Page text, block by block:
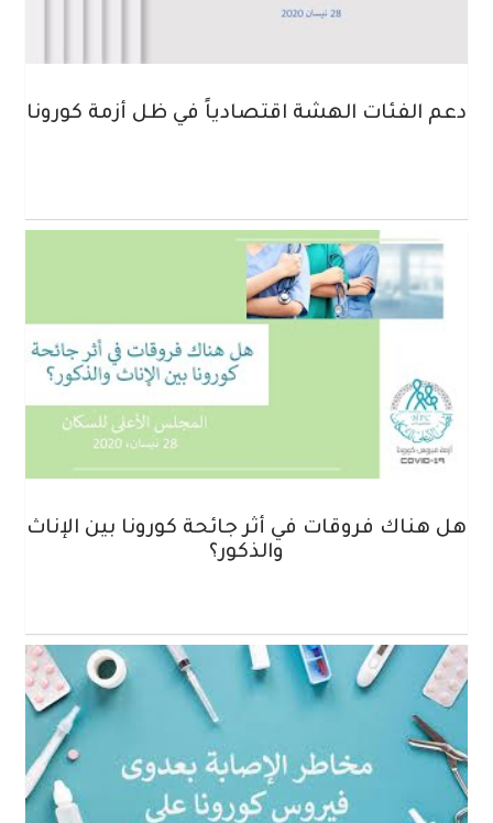
دعم الفئات الهشة اقتصادياً في ظل أزمة كورونا
هل هناك فروقات في أثر جائحة كورونا بين الإناث
والذكور؟